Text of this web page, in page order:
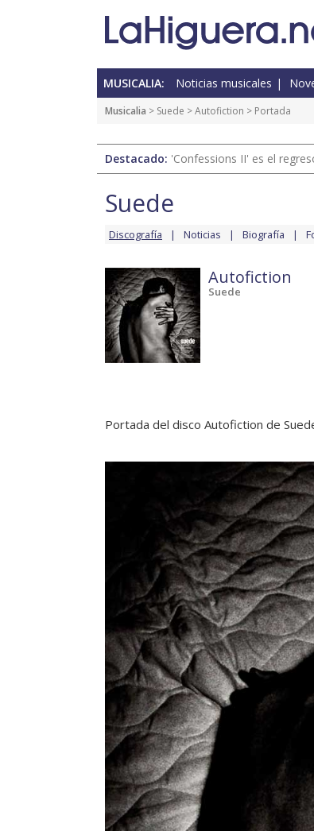
MUSICALIA: Noticias musicales
Musicalia > Suede >Autofiction > Portada
Destacado: 'Confessions II' es el
Suede
Discografía Noticias Biografía
Autofiction
Suede
Portada del disco Autofiction de